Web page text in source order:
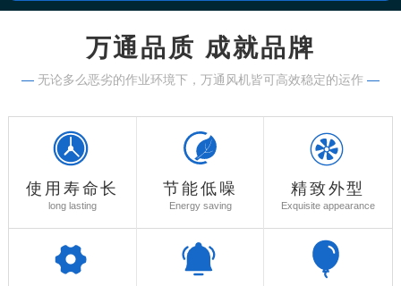
万通品质 成就品牌
— 无论多么恶劣的作业环境下，万通风机皆可高效稳定的运作 —
使用寿命长
long lasting
节能低噪
Energy saving
精致外型
Exquisite appearance